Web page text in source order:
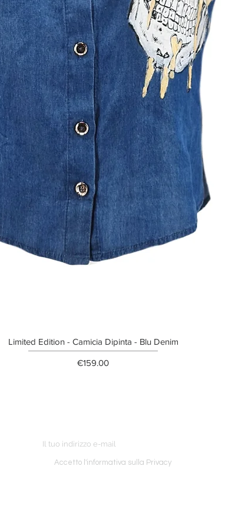
Limited Edition - Camicia Dipinta - Blu Denim
Price
€159.00
Accetto l'informativa sulla Privacy